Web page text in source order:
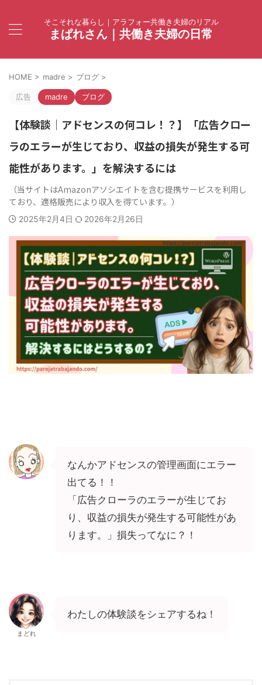
そこそれな暮らし｜アラフォー共働き夫婦のリアル
まぱれさん｜共働き夫婦の日常
HOME > madre > ブログ >
広告 madre ブログ
【体験談｜アドセンスの何コレ！？】「広告クロー
ラのエラーが生じており、収益の損失が発生する可
能性があります。」を解決するには
2025年2月4日 2026年2月26日
なんかアドセンスの管理画面にエラー
出てる！！
「広告クローラのエラーが生じてお
り、収益の損失が発生する可能性があ
ります。」損失ってなに？！
まどれ
わたしの体験談をシェアするね！